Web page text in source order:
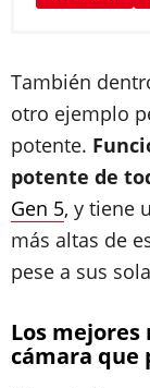
También
otro ejemplo
potente.
potente de
Gen 5, y tiene
más altas de
pese a sus
Los mejores
cámara que